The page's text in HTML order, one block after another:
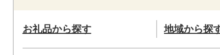
お礼品から探す 地域から探